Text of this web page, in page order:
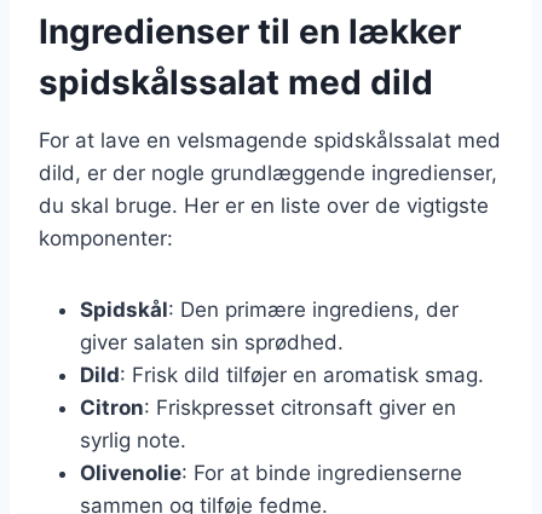
Ingredienser til en lækker
spidskålssalat med dild
For at lave en velsmagende spidskålssalat med
dild, er der nogle grundlæggende ingredienser,
du skal bruge. Her er en liste over de vigtigste
komponenter:
Spidskål: Den primære ingrediens, der
giver salaten sin sprødhed.
Dild: Frisk dild tilføjer en aromatisk smag.
Citron: Friskpresset citronsaft giver en
syrlig note.
Olivenolie: For at binde ingredienserne
sammen og tilføje fedme.